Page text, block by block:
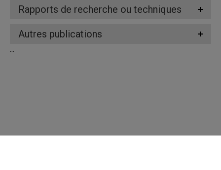
Rapports de recherche ou techniques
Autres publications
...